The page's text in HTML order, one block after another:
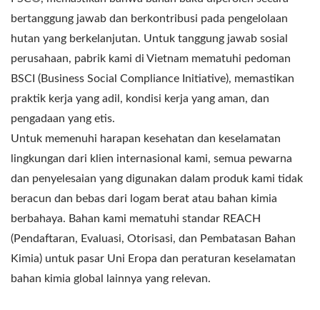
bertanggung jawab dan berkontribusi pada pengelolaan
hutan yang berkelanjutan. Untuk tanggung jawab sosial
perusahaan, pabrik kami di Vietnam mematuhi pedoman
BSCI (Business Social Compliance Initiative), memastikan
praktik kerja yang adil, kondisi kerja yang aman, dan
pengadaan yang etis.
Untuk memenuhi harapan kesehatan dan keselamatan
lingkungan dari klien internasional kami, semua pewarna
dan penyelesaian yang digunakan dalam produk kami tidak
beracun dan bebas dari logam berat atau bahan kimia
berbahaya. Bahan kami mematuhi standar REACH
(Pendaftaran, Evaluasi, Otorisasi, dan Pembatasan Bahan
Kimia) untuk pasar Uni Eropa dan peraturan keselamatan
bahan kimia global lainnya yang relevan.